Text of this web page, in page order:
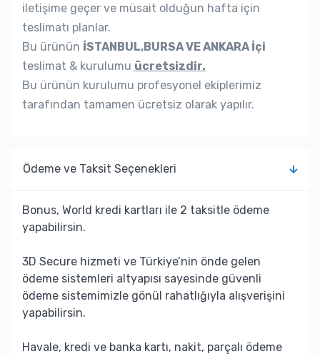
iletişime geçer ve müsait olduğun hafta için
teslimatı planlar.
Bu ürünün İSTANBUL,BURSA VE ANKARA İçi
teslimat & kurulumu ücretsizdir.
Bu ürünün kurulumu profesyonel ekiplerimiz
tarafından tamamen ücretsiz olarak yapılır.
Ödeme ve Taksit Seçenekleri
Bonus, World kredi kartları ile 2 taksitle ödeme
yapabilirsin.
3D Secure hizmeti ve Türkiye’nin önde gelen
ödeme sistemleri altyapısı sayesinde güvenli
ödeme sistemimizle gönül rahatlığıyla alışverişini
yapabilirsin.
Havale, kredi ve banka kartı, nakit, parçalı ödeme